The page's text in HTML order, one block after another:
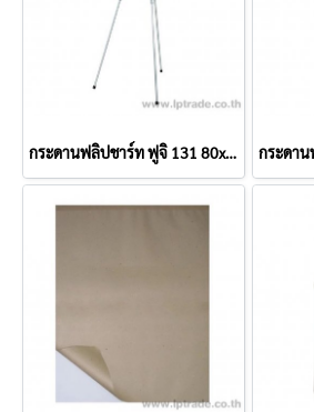
กระดานฟลิปชาร์ท ฟูจิ 131 80x100 ซม.